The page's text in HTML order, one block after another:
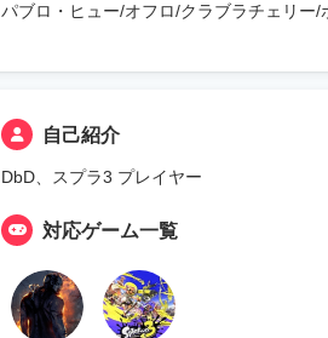
パブロ・ヒュー/オフロ/クラブラチェリー/
自己紹介
DbD、スプラ3 プレイヤー
対応ゲーム一覧